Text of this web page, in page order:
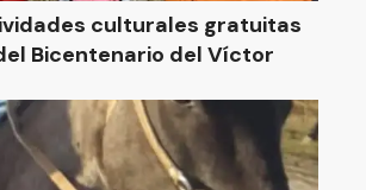
culturales gratuitas
Bicentenario del Víctor